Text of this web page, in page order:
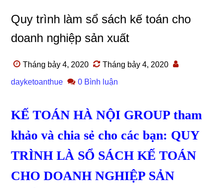
Quy trình làm sổ sách kế toán cho
doanh nghiệp sản xuất
Tháng bảy 4, 2020 Tháng bảy 4, 2020
dayketoanthue 0 Bình luận
KẾ TOÁN HÀ NỘI GROUP tham
khảo và chia sẻ cho các bạn: QUY
TRÌNH LÀ SỔ SÁCH KẾ TOÁN
CHO DOANH NGHIỆP SẢN